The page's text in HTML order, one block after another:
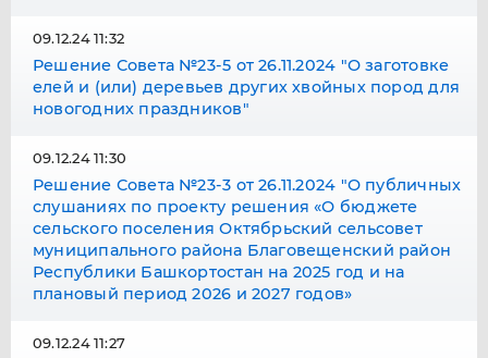
Решение Совета №23-5 от 26.11.2024 "О заготовке
елей и (или) деревьев других хвойных пород для
новогодних праздников"
09.12.24 11:32
Решение Совета №23-3 от 26.11.2024 "О публичных
слушаниях по проекту решения «О бюджете
сельского поселения Октябрьский сельсовет
муниципального района Благовещенский район
Республики Башкортостан на 2025 год и на
плановый период 2026 и 2027 годов»
09.12.24 11:30
09.12.24 11:27